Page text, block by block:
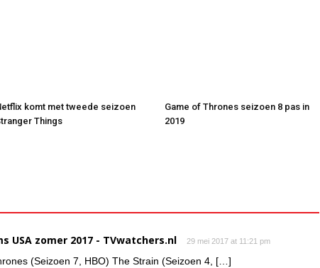
komt met tweede seizoen
Things
Game of Thrones seizoen 8 pas in
2019
USA zomer 2017 - TVwatchers.nl 29 mei 2017 at 11:21 pm
(Seizoen 7, HBO) The Strain (Seizoen 4, […]